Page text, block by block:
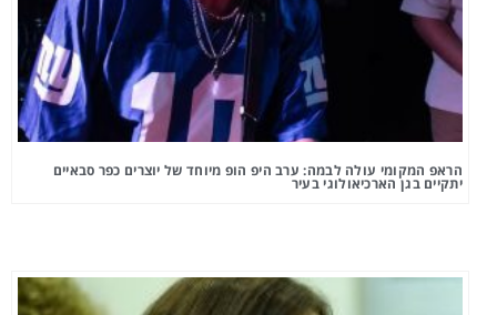
הראפ המקומי עולה לבמה: ערב היפ הופ מיוחד של יוצרים כפר סבאיים
יתקיים בגן הארכיאולוגי בעיר